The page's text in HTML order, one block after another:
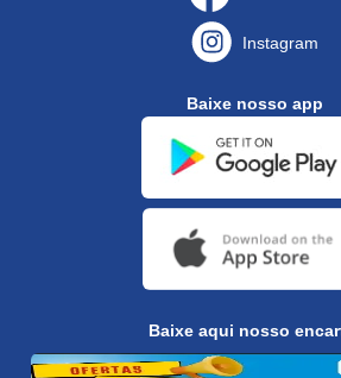
Instagram
Baixe nosso app
Baixe aqui nosso